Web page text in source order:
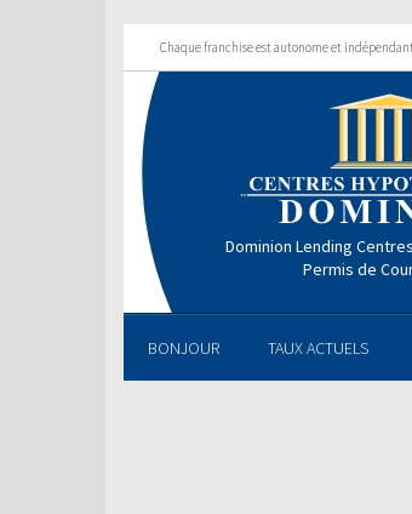
Chaque franchise est autonome et
Dominion Lending
Permis de
BONJOUR TAUX ACTUELS